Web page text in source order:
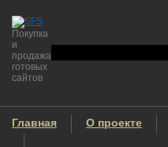
Покупка
и
продажа
готовых
сайтов
Главная О проекте